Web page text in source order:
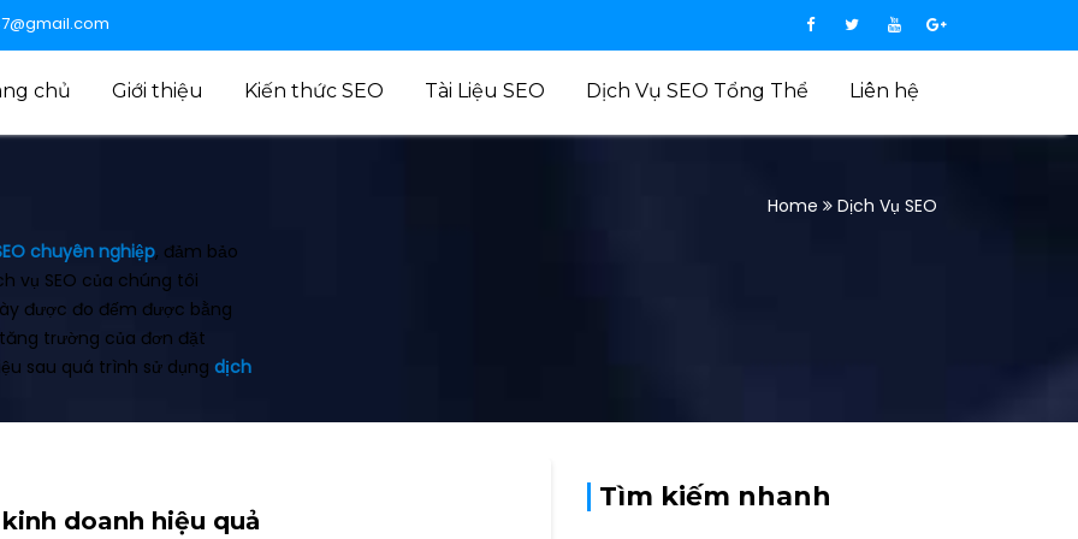
chủ Giới thiệu Kiến thức SEO Tài Liệu SEO Dịch Vụ SEO Tổng Thể Liên hệ
chuyên nghiệp, đảm bảo
vụ SEO của chúng tôi
được đo đếm được bằng
trường của đơn đặt
sau quá trình sử dụng dịch
Home Dịch Vụ SEO
doanh hiệu quả
Tìm kiếm nhanh